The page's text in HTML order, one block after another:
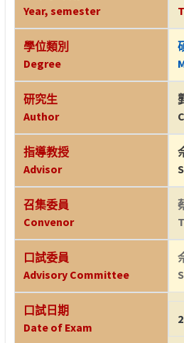
Year, semester
學位類別
Degree
研究生
Author
指導教授
Advisor
召集委員
Convenor
口試委員
Advisory Committee
口試日期
Date of Exam